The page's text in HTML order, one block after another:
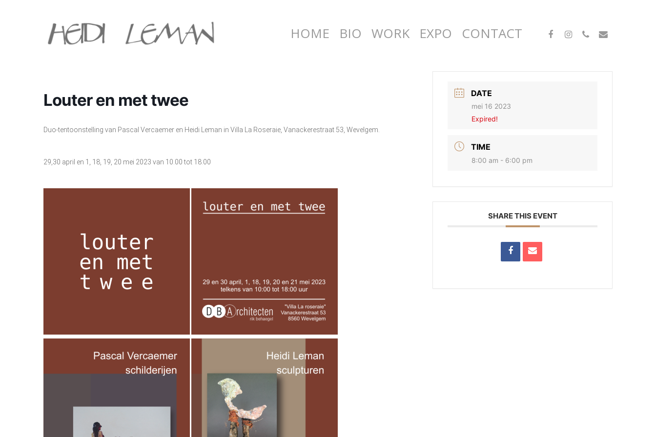
HOME BIO WORK EXPO CONTACT FACEBOOK
INSTAGRAM
PHONE
EMAIL
Louter en met twee
Duo-tentoonstelling van Pascal Vercaemer en Heidi Leman in Villa La Roseraie, Vanackerestraat 53, Wevelgem.
29,30 april en 1, 18, 19, 20 mei 2023 van 10.00 tot 18.00
DATE
mei 16 2023
Expired!
TIME
8:00 am - 6:00 pm
SHARE THIS EVENT